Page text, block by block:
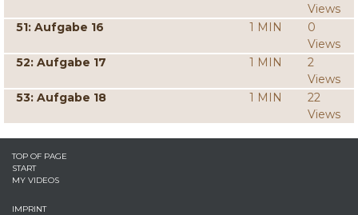
Views
51: Aufgabe 16
1 MIN
0
Views
52: Aufgabe 17
1 MIN
2
Views
53: Aufgabe 18
1 MIN
22
Views
TOP OF PAGE
START
MY VIDEOS
IMPRINT